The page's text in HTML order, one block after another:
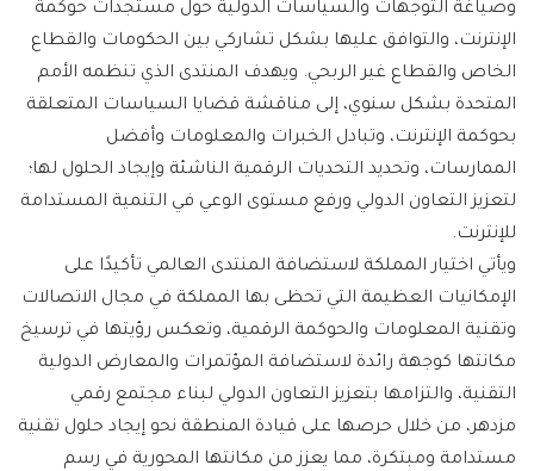
وصياغة التوجهات والسياسات الدولية حول مستجدات حوكمة
الإنترنت، والتوافق عليها بشكل تشاركي بين الحكومات والقطاع
الخاص والقطاع غير الربحي. ويهدف المنتدى الذي تنظمه الأمم
المتحدة بشكل سنوي، إلى مناقشة قضايا السياسات المتعلقة
بحوكمة الإنترنت، وتبادل الخبرات والمعلومات وأفضل
الممارسات، وتحديد التحديات الرقمية الناشئة وإيجاد الحلول لها؛
لتعزيز التعاون الدولي ورفع مستوى الوعي في التنمية المستدامة
للإنترنت.
ويأتي اختيار المملكة لاستضافة المنتدى العالمي تأكيدًا على
الإمكانيات العظيمة التي تحظى بها المملكة في مجال الاتصالات
وتقنية المعلومات والحوكمة الرقمية، وتعكس رؤيتها في ترسيخ
مكانتها كوجهة رائدة لاستضافة المؤتمرات والمعارض الدولية
التقنية، والتزامها بتعزيز التعاون الدولي لبناء مجتمع رقمي
مزدهر، من خلال حرصها على قيادة المنطقة نحو إيجاد حلول تقنية
مستدامة ومبتكرة، مما يعزز من مكانتها المحورية في رسم